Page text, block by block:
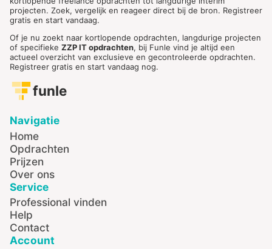
projecten. Zoek, vergelijk en reageer direct bij de bron. Registreer
gratis en start vandaag.
Of je nu zoekt naar kortlopende opdrachten, langdurige projecten
of specifieke ZZP IT opdrachten, bij Funle vind je altijd een
actueel overzicht van exclusieve en gecontroleerde opdrachten.
Registreer gratis en start vandaag nog.
funle
Navigatie
Home
Opdrachten
Prijzen
Over ons
Service
Professional vinden
Help
Contact
Account